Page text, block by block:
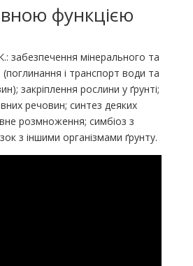
функцією
забезпечення мінерального та
і транспорт води та
закріплення рослини у ґрунті;
речовин; синтез деяких
розмноження; симбіоз з
з іншими організмами ґрунту.